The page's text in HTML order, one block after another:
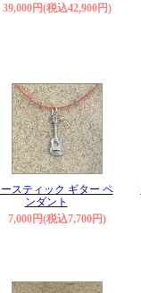
39,000円(税込42,900円)
スティック ギター ペ
ンダント
7,000円(税込7,700円)